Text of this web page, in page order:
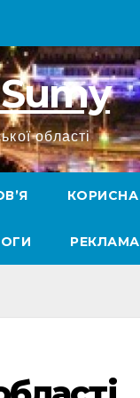
області
КОРИСНА
РЕКЛАМА